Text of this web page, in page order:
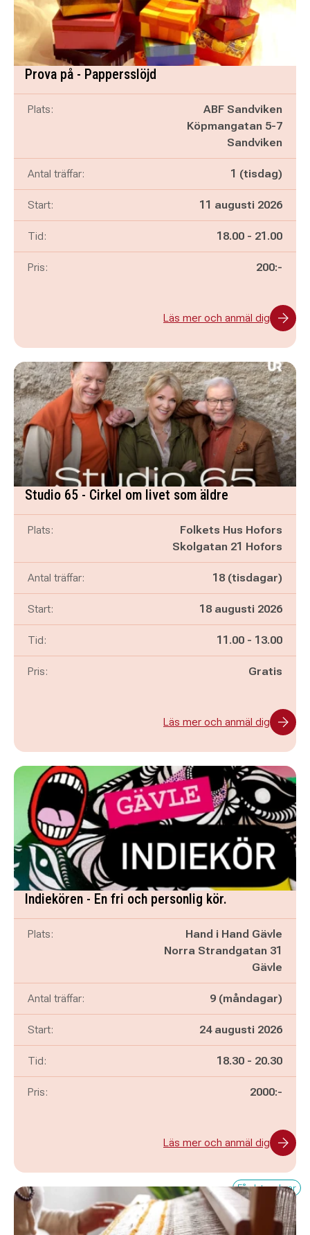
Prova på - Pappersslöjd
Plats:
ABF Sandviken
Köpmangatan 5-7
Sandviken
Antal träffar: 1 (tisdag)
Start: 11 augusti 2026
Tid: Pågår mellan
18.00 - och
21.00
Pris: 200:-
Läs mer och anmäl dig
Studio 65 - Cirkel om livet som äldre
Plats:
Folkets Hus Hofors
Skolgatan 21 Hofors
Antal träffar: 18 (tisdagar)
Start: 18 augusti 2026
Tid: Pågår mellan
11.00 - och
13.00
Pris: Gratis
Läs mer och anmäl dig
Indiekören - En fri och personlig kör.
Plats:
Hand i Hand Gävle
Norra Strandgatan 31
Gävle
Antal träffar: 9 (måndagar)
Start: 24 augusti 2026
Tid: Pågår mellan
18.30 - och
20.30
Pris: 2000:-
Läs mer och anmäl dig
Få platser kvar